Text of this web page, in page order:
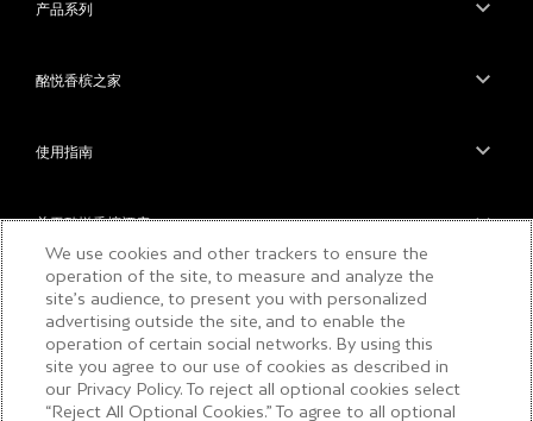
产品系列
酩悦香槟之家
使用指南
关于酩悦香槟酒庄
浏览本内容前请确保您已满18周岁，请勿向未成
年人分享此内容。请理性享用美酒。
COPYRIGHT © 2026 MOËT & CHANDON
We use cookies and other trackers to ensure the
operation of the site, to measure and analyze the
site’s audience, to present you with personalized
advertising outside the site, and to enable the
operation of certain social networks. By using this
site you agree to our use of cookies as described in
our Privacy Policy. To reject all optional cookies select
“Reject All Optional Cookies.” To agree to all optional